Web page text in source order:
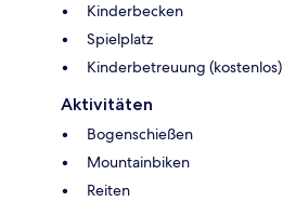
Kinderbecken
Spielplatz
Kinderbetreuung (kostenlos)
Aktivitäten
Bogenschießen
Mountainbiken
Reiten